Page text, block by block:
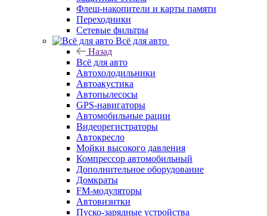
Флеш-накопители и карты памяти
Переходники
Сетевые фильтры
Всё для авто
Назад
Всё для авто
Автохолодильники
Автоакустика
Автопылесосы
GPS-навигаторы
Автомобильные рации
Видеорегистраторы
Автокресло
Мойки высокого давления
Компрессор автомобильный
Дополнительное оборудование
Домкраты
FM-модуляторы
Автовизитки
Пуско-зарядные устройства